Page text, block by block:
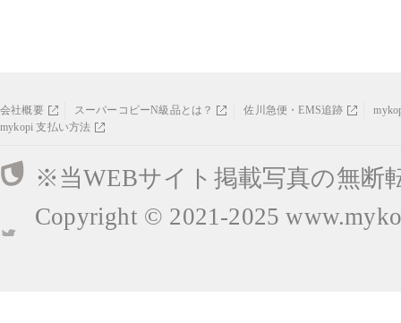
会社概要 スーパーコピーN級品とは？ 佐川急便・EMS追跡
mykopi 支払い方法
※当WEBサイト掲載写真の無断
Copyright © 2021-2025